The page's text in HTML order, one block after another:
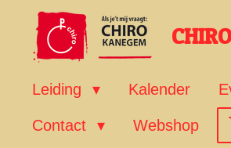
direct
hoofdinhoud
Leiding Kalender
Contact Webshop